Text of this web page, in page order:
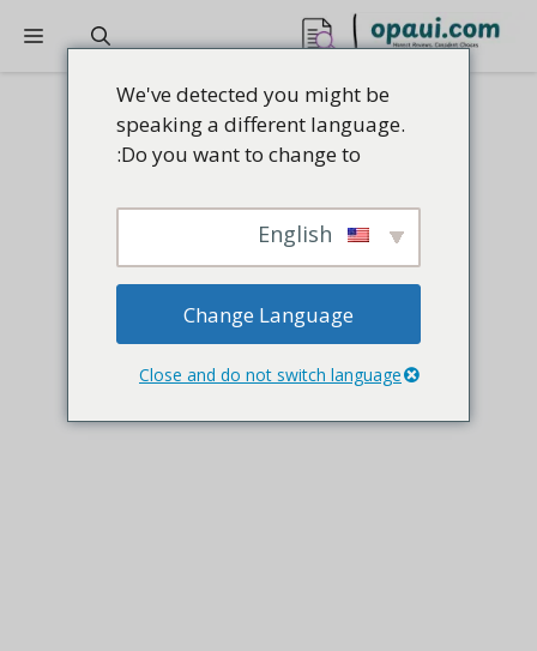
We've detected you might be
speaking a different language.
Do you want to change to:
Change Language
Close and do not switch language